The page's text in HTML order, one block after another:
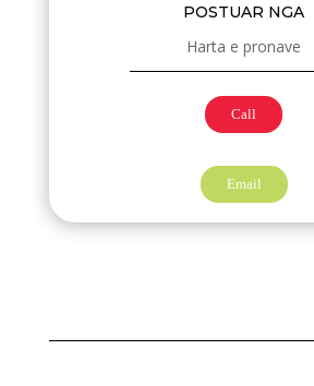
POSTUAR NGA
Harta e pronave
Call
Email